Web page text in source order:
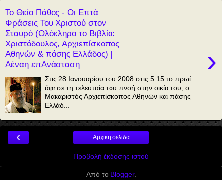
Το Θείο Πάθος - Οι Επτά
Φράσεις Του Χριστού στον
Σταυρό (Ολόκληρο το Βιβλίο:
Χριστόδουλος, Αρχιεπίσκοπος
Αθηνών & πάσης Ελλάδος) |
Αέναη επΑνάσταση
›
Στις 28 Ιανουαρίου του 2008 στις 5:15 το πρωί
άφησε τη τελευταία του πνοή στην οικία του, ο
Μακαριστός Αρχιεπίσκοπος Αθηνών και πάσης
Ελλάδ...
‹ Αρχική σελίδα
Προβολή έκδοσης ιστού
Από το Blogger.